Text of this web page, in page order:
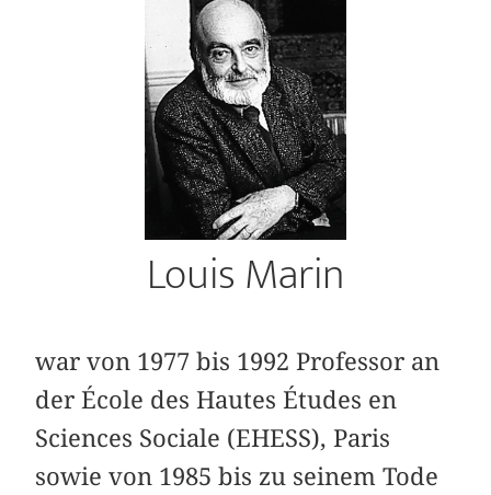
Louis Marin
war von 1977 bis 1992 Professor an
der École des Hautes Études en
Sciences Sociale (EHESS), Paris
sowie von 1985 bis zu seinem Tode